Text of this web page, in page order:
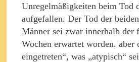
Unregelmäßigkeiten beim Tod
aufgefallen. Der Tod der
Männer sei zwar innerhalb der
Wochen erwartet worden, aber
eingetreten“, was „atypisch“